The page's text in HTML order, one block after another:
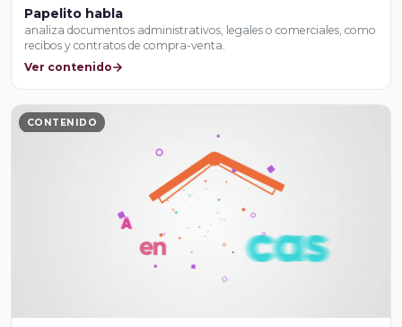
Papelito habla
analiza documentos administrativos, legales o comerciales, como
recibos y contratos de compra-venta.
Ver contenido
CONTENIDO